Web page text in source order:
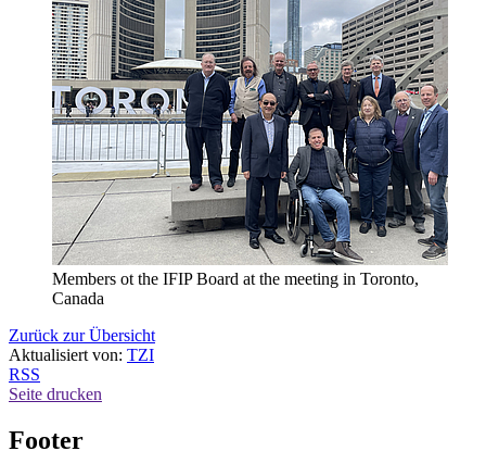
Members ot the IFIP Board at the meeting in Toronto,
Canada
Zurück zur Übersicht
Aktualisiert von: TZI
RSS
Seite drucken
Footer